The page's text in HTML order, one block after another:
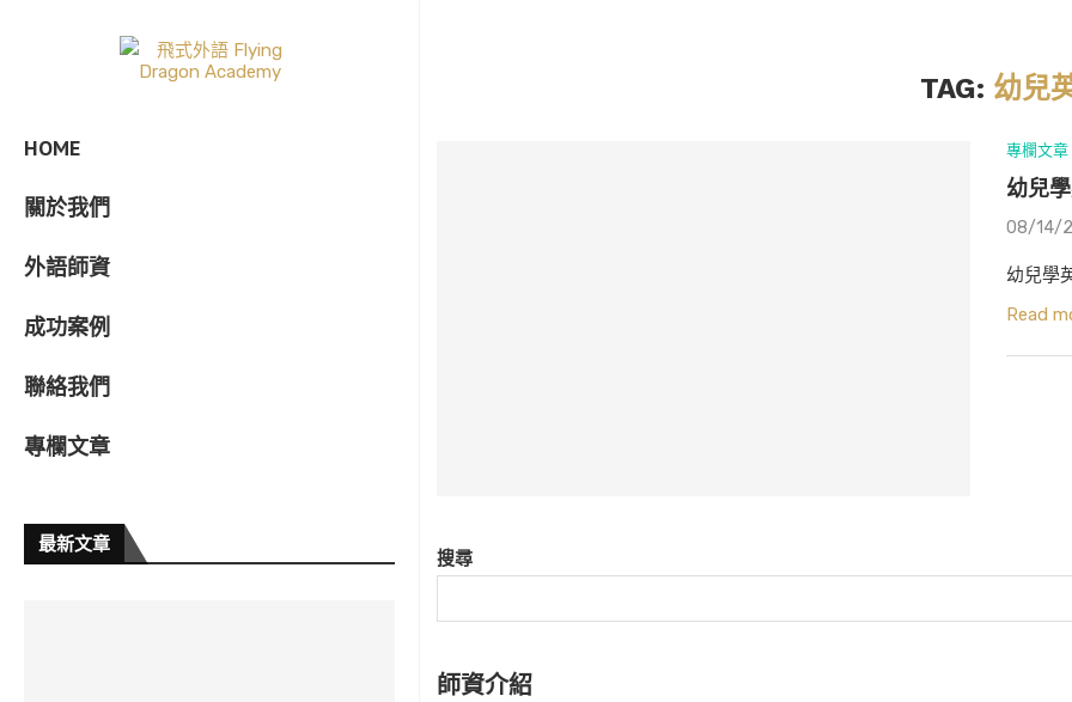
HOME
關於我們
外語師資
成功案例
聯絡我們
專欄文章
最新文章
TAG: 幼兒
專欄文章
幼兒
08/14/
幼兒學
Read
搜尋
師資介紹